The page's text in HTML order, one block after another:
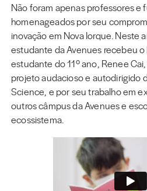
Não foram apenas professores e
homenageados por seu
inovação em Nova Iorque. Neste
estudante da Avenues recebeu o
estudante do 11º ano, Renee
projeto audacioso e autodirigido
Science, e por seu trabalho em
outros câmpus da Avenues e
ecossistema.